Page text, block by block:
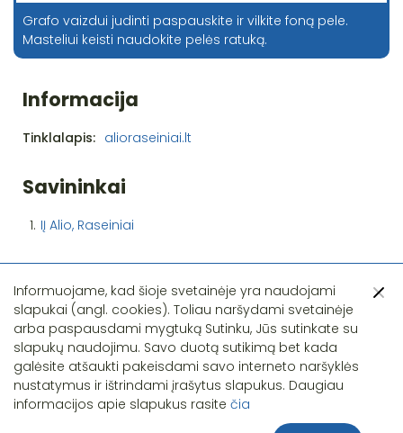
Grafo vaizdui judinti paspauskite ir vilkite foną pele.
Masteliui keisti naudokite pelės ratuką.
Informacija
Tinklalapis: alioraseiniai.lt
Savininkai
1. IĮ Alio, Raseiniai
Pastebėjote klaidą?
Informuojame, kad šioje svetainėje yra naudojami
slapukai (angl. cookies). Toliau naršydami svetainėje
arba paspausdami mygtuką Sutinku, Jūs sutinkate su
slapukų naudojimu. Savo duotą sutikimą bet kada
galėsite atšaukti pakeisdami savo interneto naršyklės
nustatymus ir ištrindami įrašytus slapukus. Daugiau
informacijos apie slapukus rasite čia